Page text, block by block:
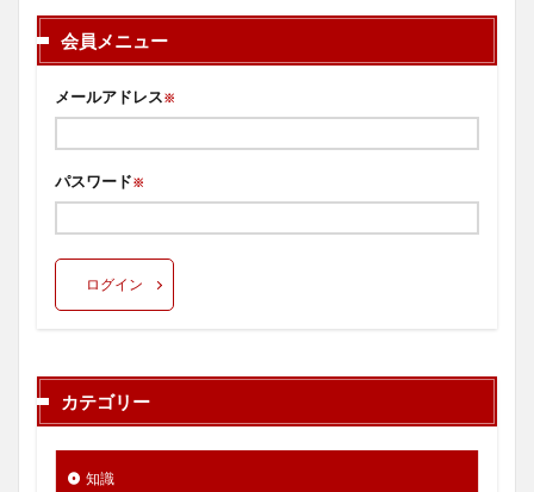
会員メニュー
メールアドレス※
パスワード※
ログイン
カテゴリー
知識